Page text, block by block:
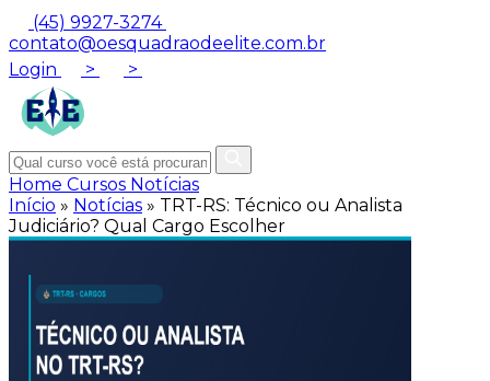
(45) 9927-3274
contato@oesquadraodeelite.com.br
Login
> >
Home Cursos Notícias
Início » Notícias » TRT-RS: Técnico ou Analista
Judiciário? Qual Cargo Escolher